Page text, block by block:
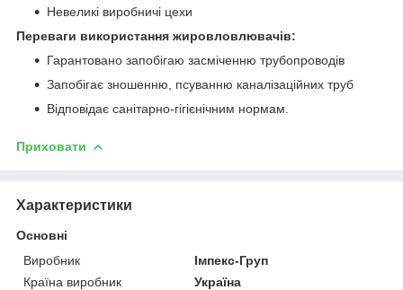
Невеликі виробничі цехи
Переваги використання жировловлювачів:
Гарантовано запобігаю засміченню трубопроводів
Запобігає зношенню, псуванню каналізаційних труб
Відповідає санітарно-гігієнічним нормам.
Приховати
Характеристики
Основні
Виробник
Імпекс-Груп
Країна виробник
Україна